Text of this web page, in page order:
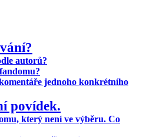
autorů?
jednoho konkrétního
povídek.
který není ve výběru. Co